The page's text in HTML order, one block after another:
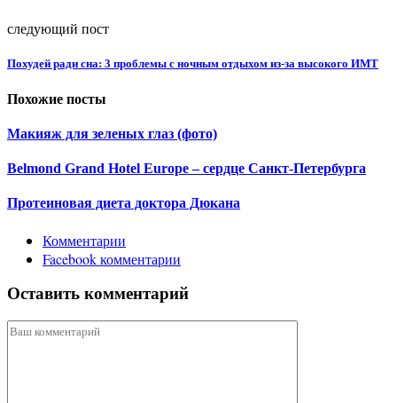
следующий пост
Похудей ради сна: 3 проблемы с ночным отдыхом из-за высокого ИМТ
Похожие посты
Макияж для зеленых глаз (фото)
Belmond Grand Hotel Europe – сердце Санкт-Петербурга
Протеиновая диета доктора Дюкана
Комментарии
Facebook комментарии
Оставить комментарий